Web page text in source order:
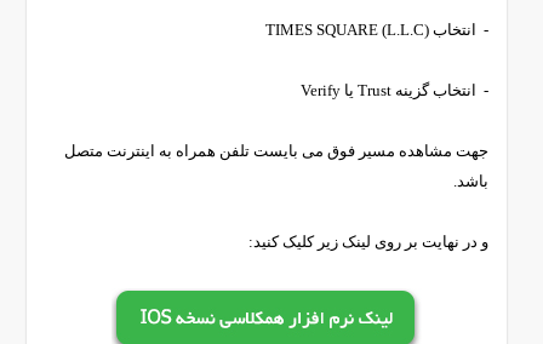
- انتخاب (TIMES SQUARE (L.L.C
- انتخاب گزینه Trust یا Verify
جهت مشاهده مسیر فوق می بایست تلفن همراه به اینترنت متصل
باشد.
و در نهایت بر روی لینک زیر کلیک کنید: